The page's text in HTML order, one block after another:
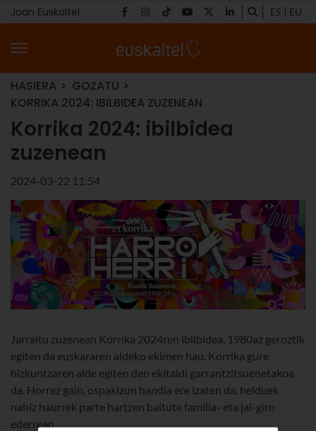
Joan Euskaltel ES EU
HASIERA
GOZATU
KORRIKA 2024: IBILBIDEA ZUZENEAN
Korrika 2024: ibilbidea
zuzenean
2024-03-22 11:54
Jarraitu zuzenean Korrika 2024ren ibilbidea. 1980az geroztik
egiten da euskararen aldeko ekimen hau. Korrika gure
hizkuntzaren alde egiten den ekitaldi garrantzitsuenetakoa
da. Horrez gain, ospakizun handia ere izaten da, helduek
nahiz haurrek parte hartzen baitute familia- eta jai-giro
ederrean.